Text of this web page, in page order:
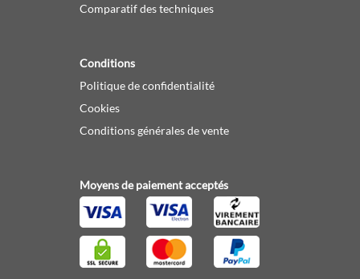
Comparatif des techniques
Conditions
Politique de confidentialité
Cookies
Conditions générales de vente
Moyens de paiement acceptés